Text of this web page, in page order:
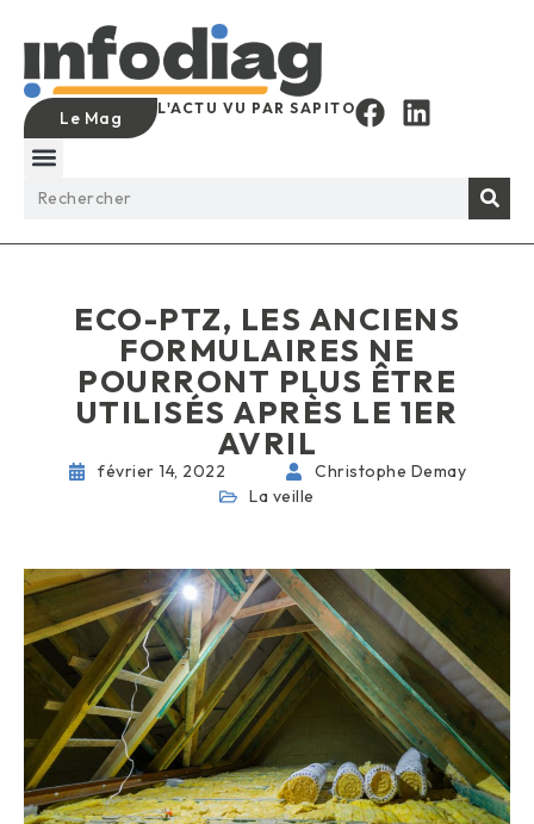
Le Mag L'ACTU VU PAR SAPITO
ECO-PTZ, LES ANCIENS
FORMULAIRES NE
POURRONT PLUS ÊTRE
UTILISÉS APRÈS LE 1ER
AVRIL
février 14, 2022
Christophe Demay
La veille